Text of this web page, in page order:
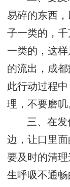
易碎的东西
子一类的，
一类的，这
的流出， 成
此行动过程
理，不要磨叽
三、在
边，让口里
要及时的清
生呼吸不通畅